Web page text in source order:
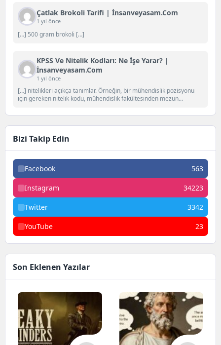
Çatlak Brokoli Tarifi | İnsanveyasam.com
1 yıl önce
[…] 500 gram brokoli […]
KPSS Ve Nitelik Kodları: Ne İşe Yarar? |
İnsanveyasam.com
1 yıl önce
[…] nitelikleri açıkça tanımlar. Örneğin, bir mühendislik pozisyonu
için gereken nitelik kodu, mühendislik fakültesinden mezun...
Bizi Takip Edin
Facebook 563
Instagram 34223
Twitter 3342
YouTube 23
Son Eklenen Yazılar